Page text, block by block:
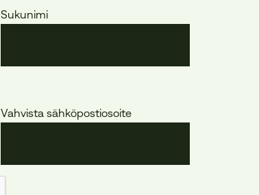
Sukunimi
Vahvista sähköpostiosoite